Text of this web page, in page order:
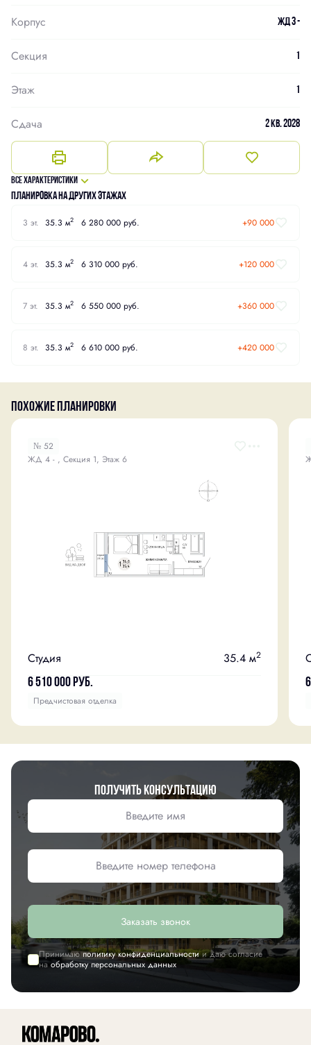
Корпус ЖД 3 -
Секция 1
Этаж 1
Сдача 2 кв. 2028
Все характеристики
Планировка на других этажах
3 эт. 35.3 м2 6 280 000 руб. +90 000
4 эт. 35.3 м2 6 310 000 руб. +120 000
7 эт. 35.3 м2 6 550 000 руб. +360 000
8 эт. 35.3 м2 6 610 000 руб. +420 000
Похожие планировки
№ 52
ЖД 4 - , Секция 1, Этаж 6
Студия 35.4 м2
6 510 000руб.
Предчистовая отделка
Получить консультацию
Заказать звонок
Принимаюполитику конфиденциальностии даю согласие
наобработку персональных данных